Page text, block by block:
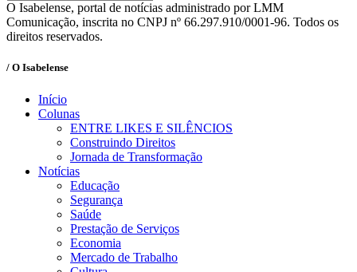
O Isabelense, portal de notícias administrado por LMM
Comunicação, inscrita no CNPJ nº 66.297.910/0001-96. Todos os
direitos reservados.
/ O Isabelense
Início
Colunas
ENTRE LIKES E SILÊNCIOS
Construindo Direitos
Jornada de Transformação
Notícias
Educação
Segurança
Saúde
Prestação de Serviços
Economia
Mercado de Trabalho